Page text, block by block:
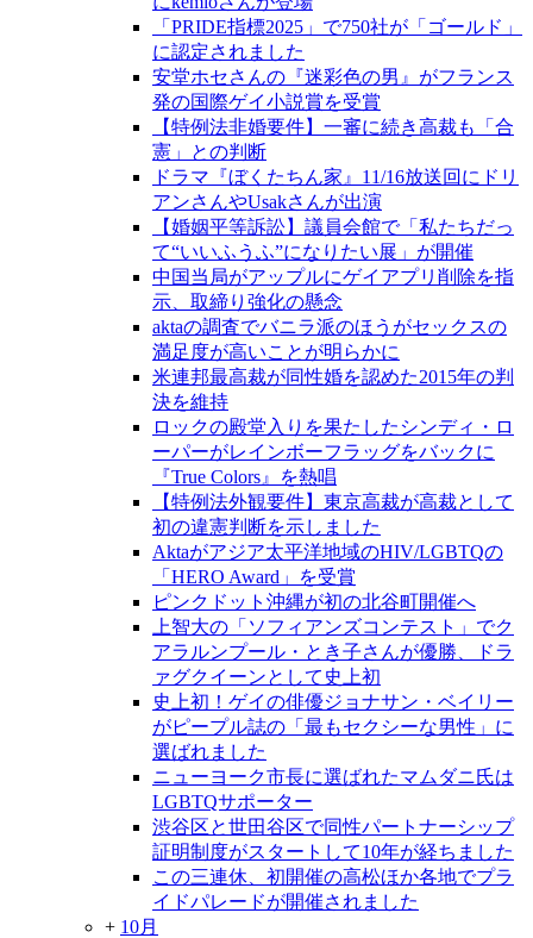
「PRIDE指標2025」で750社が「ゴールド」
に認定されました
安堂ホセさんの『迷彩色の男』がフランス
発の国際ゲイ小説賞を受賞
【特例法非婚要件】一審に続き高裁も「合
憲」との判断
ドラマ『ぼくたちん家』11/16放送回にドリ
アンさんやUsakさんが出演
【婚姻平等訴訟】議員会館で「私たちだっ
て“いいふうふ”になりたい展」が開催
中国当局がアップルにゲイアプリ削除を指
示、取締り強化の懸念
aktaの調査でバニラ派のほうがセックスの
満足度が高いことが明らかに
米連邦最高裁が同性婚を認めた2015年の判
決を維持
ロックの殿堂入りを果たしたシンディ・ロ
ーパーがレインボーフラッグをバックに
『True Colors』を熱唱
【特例法外観要件】東京高裁が高裁として
初の違憲判断を示しました
Aktaがアジア太平洋地域のHIV/LGBTQの
「HERO Award」を受賞
ピンクドット沖縄が初の北谷町開催へ
上智大の「ソフィアンズコンテスト」でク
アラルンプール・とき子さんが優勝、ドラ
ァグクイーンとして史上初
史上初！ゲイの俳優ジョナサン・ベイリー
がピープル誌の「最もセクシーな男性」に
選ばれました
ニューヨーク市長に選ばれたマムダニ氏は
LGBTQサポーター
渋谷区と世田谷区で同性パートナーシップ
証明制度がスタートして10年が経ちました
この三連休、初開催の高松ほか各地でプラ
イドパレードが開催されました
+ 10月